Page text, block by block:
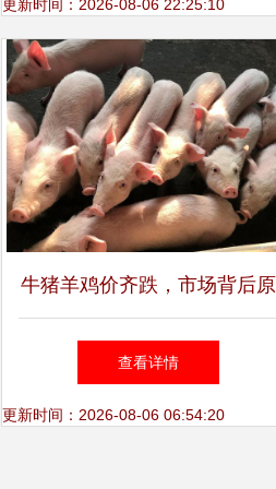
吗？
更新时间：2026-08-06 22:25:10
牛猪羊鸡价齐跌，市场背后原
因几何？业内人士深度解析
查看详情
更新时间：2026-08-06 06:54:20